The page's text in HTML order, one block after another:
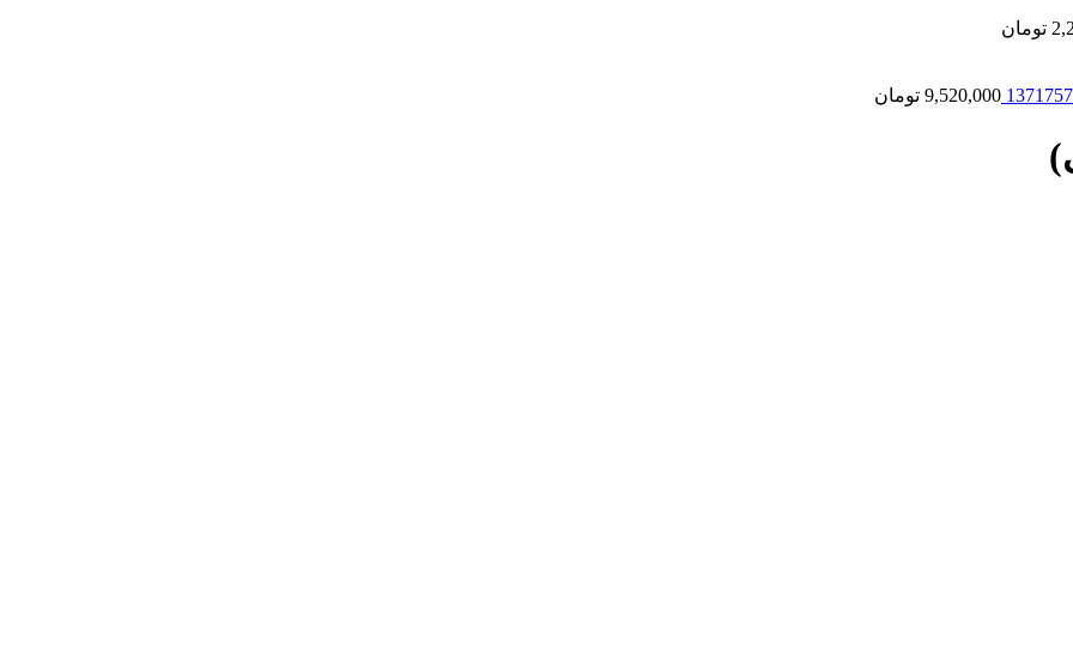
تومان
9,520,000 تومان